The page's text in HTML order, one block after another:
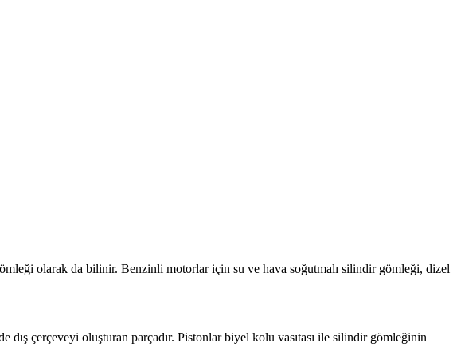
olarak da bilinir. Benzinli motorlar için su ve hava soğutmalı silindir gömleği, dizel
çerçeveyi oluşturan parçadır. Pistonlar biyel kolu vasıtası ile silindir gömleğinin